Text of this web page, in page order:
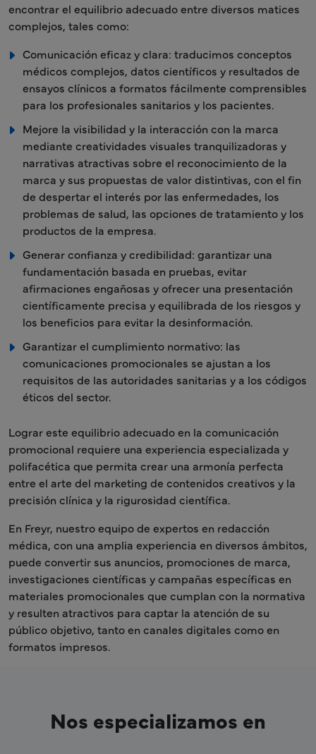
encontrar el equilibrio adecuado entre diversos matices
complejos, tales como:
Comunicación eficaz y clara: traducimos conceptos
médicos complejos, datos científicos y resultados de
ensayos clínicos a formatos fácilmente comprensibles
para los profesionales sanitarios y los pacientes.
Mejore la visibilidad y la interacción con la marca
mediante creatividades visuales tranquilizadoras y
narrativas atractivas sobre el reconocimiento de la
marca y sus propuestas de valor distintivas, con el fin
de despertar el interés por las enfermedades, los
problemas de salud, las opciones de tratamiento y los
productos de la empresa.
Generar confianza y credibilidad: garantizar una
fundamentación basada en pruebas, evitar
afirmaciones engañosas y ofrecer una presentación
científicamente precisa y equilibrada de los riesgos y
los beneficios para evitar la desinformación.
Garantizar el cumplimiento normativo: las
comunicaciones promocionales se ajustan a los
requisitos de las autoridades sanitarias y a los códigos
éticos del sector.
Lograr este equilibrio adecuado en la comunicación
promocional requiere una experiencia especializada y
polifacética que permita crear una armonía perfecta
entre el arte del marketing de contenidos creativos y la
precisión clínica y la rigurosidad científica.
En Freyr, nuestro equipo de expertos en redacción
médica, con una amplia experiencia en diversos ámbitos,
puede convertir sus anuncios, promociones de marca,
investigaciones científicas y campañas específicas en
materiales promocionales que cumplan con la normativa
y resulten atractivos para captar la atención de su
público objetivo, tanto en canales digitales como en
formatos impresos.
Nos especializamos en